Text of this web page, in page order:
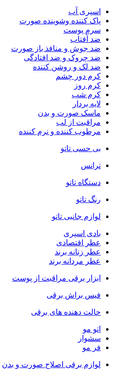
اسپری آب
پاک کننده وشوینده صورت
سرم پوست
ضد آفتاب
ضد جوش و منافذ باز صورت
ضد چروک و ضد افتادگی
ضد لک و روشن کننده
کرم دور چشم
کرم روز
کرم شب
لایه بردار
ماسک صورت و بدن
مراقبت از لب
مرطوب کننده و نرم کننده
بی حسی تاتو
ترانس
دستگاه تاتو
رنگ تاتو
لوازم جانبی تاتو
بادی اسپری
عطر اقتصادی
عطر زنانه برند
عطر مردانه برند
ابزار برقی مراقبت از پوست
فیس براش برقی
حالت دهنده های برقی
اتو مو
سشوار
فر مو
لوازم برقی اصلاح صورت و بدن